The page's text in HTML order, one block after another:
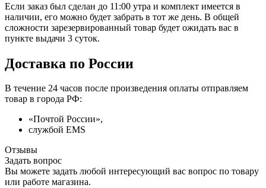
Если заказ был сделан до 11:00 утра и комплект имеется в
наличии, его можно будет забрать в тот же день. В общей
сложности зарезервированный товар будет ожидать вас в
пункте выдачи 3 суток.
Доставка по России
В течение 24 часов после произведения оплаты отправляем
товар в города РФ:
«Почтой России»,
службой EMS
Отзывы
Задать вопрос
Вы можете задать любой интересующий вас вопрос по товару
или работе магазина.